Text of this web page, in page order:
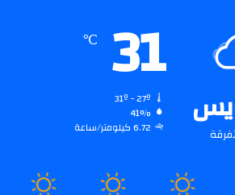
31
℃
41%
6.72 كيلومتر/ساعة